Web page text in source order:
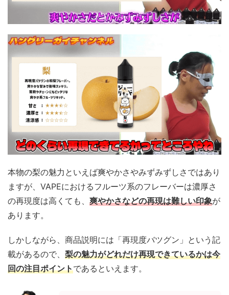
本物の梨の魅力といえば爽やかさやみずみずしさではあり
ますが、VAPEにおけるフルーツ系のフレーバーは濃厚さ
の再現度は高くても、 爽やかさなどの再現は難しい印象が
あります。
しかしながら、商品説明には「再現度バツグン」という記
載があるので、 梨の魅力がどれだけ再現できているかは今
回の注目ポイントであるといえます。